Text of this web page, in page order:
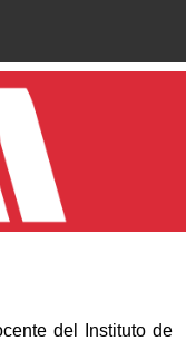
del Instituto de